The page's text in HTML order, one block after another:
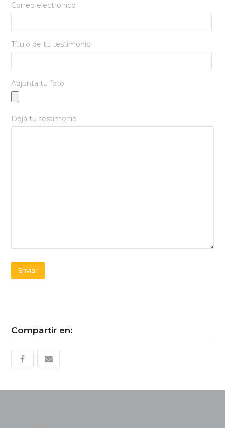
Correo electrónico
Título de tu testimonio
Adjunta tu foto
Dejá tu testimonio
Compartir en:
facebookemail